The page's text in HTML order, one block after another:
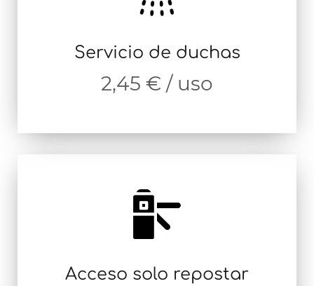
Servicio de duchas
2,45 € / uso
Acceso solo repostar